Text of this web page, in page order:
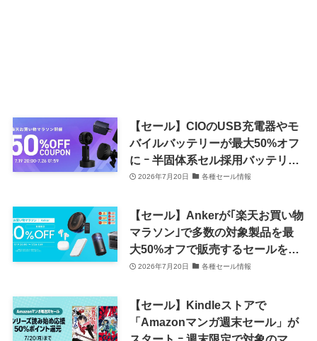
【セール】CIOのUSB充電器やモ
バイルバッテリーが最大50%オフ
に ｰ 半固体系セル採用バッテリー
や車載充電器などの最新製品も対
2026年7月20日 各種セール情報
【セール】Ankerが｢楽天お買い物
マラソン｣で多数の対象製品を最
大50%オフで販売するセールを開
催中（7月26日まで）
2026年7月20日 各種セール情報
【セール】Kindleストアで
「Amazonマンガ週末セール」が